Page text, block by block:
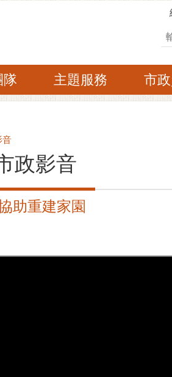
隊 主題服務 市
音
政影音
助重建家園